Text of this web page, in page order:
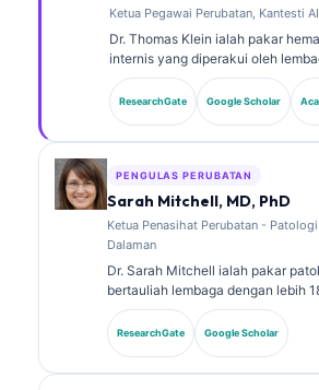
Ketua Pegawai Perubatan, Kantesti AI
Dr. Thomas Klein ialah pakar
internis yang diperakui oleh
15 tahun pengalaman dalam
analisis klinikal berbantukan AI.
Pegawai Perubatan di Kantesti AI,
Klein telah menerbitkan secara
tafsiran biomarker dan diagnostik
ResearchGate Google Scholar
PENGULAS PERUBATAN
Sarah Mitchell, MD, PhD
Ketua Penasihat Perubatan -
Dalaman
Dr. Sarah Mitchell ialah pakar
bertauliah lembaga dengan lebih
pengalaman dalam perubatan
diagnostik. Beliau memiliki
dalam kimia klinikal dan telah
ResearchGate Google Scholar